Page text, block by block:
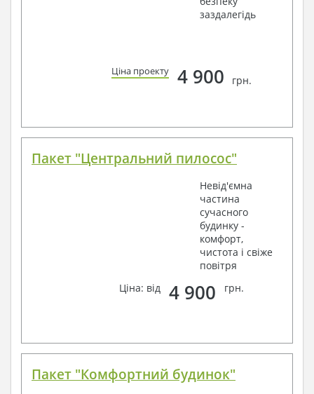
заздалегідь
Ціна проекту 4 900 грн.
Пакет "Центральний пилосос"
Невід'ємна
частина
сучасного
будинку -
комфорт,
чистота і свіже
повітря
Ціна: від
4 900 грн.
Пакет "Комфортний будинок"